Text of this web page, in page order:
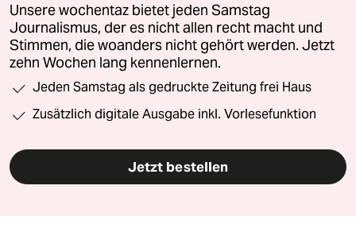
Unsere wochentaz bietet jeden Samstag
Journalismus, der es nicht allen recht macht und
Stimmen, die woanders nicht gehört werden. Jetzt
zehn Wochen lang kennenlernen.
Jeden Samstag als gedruckte Zeitung frei Haus
Zusätzlich digitale Ausgabe inkl. Vorlesefunktion
Jetzt bestellen